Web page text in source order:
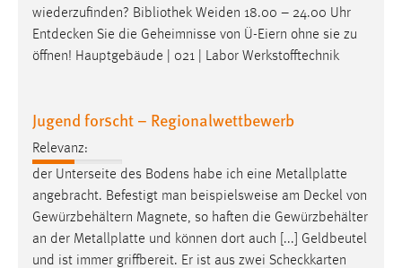
wiederzufinden? Bibliothek Weiden 18.00 – 24.00 Uhr
Entdecken Sie die Geheimnisse von Ü-Eiern ohne sie zu
öffnen! Hauptgebäude | 021 | Labor Werkstofftechnik
Jugend forscht – Regionalwettbewerb
Relevanz:
der Unterseite des Bodens habe ich eine Metallplatte
angebracht. Befestigt man beispielsweise am Deckel von
Gewürzbehältern Magnete, so haften die Gewürzbehälter
an der Metallplatte und können dort auch [...] Geldbeutel
und ist immer griffbereit. Er ist aus zwei Scheckkarten